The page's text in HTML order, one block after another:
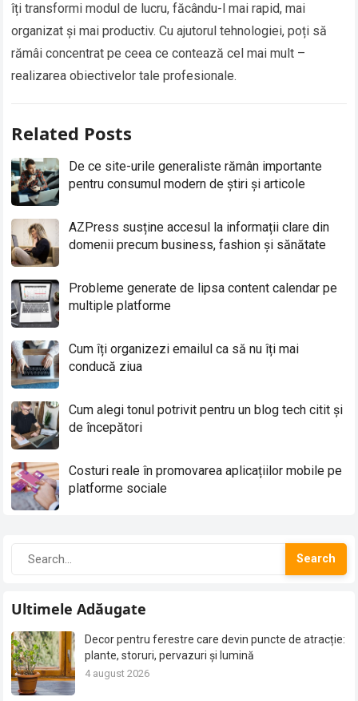
îți transformi modul de lucru, făcându-l mai rapid, mai
organizat și mai productiv. Cu ajutorul tehnologiei, poți să
rămâi concentrat pe ceea ce contează cel mai mult –
realizarea obiectivelor tale profesionale.
Related Posts
De ce site-urile generaliste rămân importante
pentru consumul modern de știri și articole
AZPress susține accesul la informații clare din
domenii precum business, fashion și sănătate
Probleme generate de lipsa content calendar pe
multiple platforme
Cum îți organizezi emailul ca să nu îți mai
conducă ziua
Cum alegi tonul potrivit pentru un blog tech citit și
de începători
Costuri reale în promovarea aplicațiilor mobile pe
platforme sociale
Search
Ultimele Adăugate
Decor pentru ferestre care devin puncte de atracție:
plante, storuri, pervazuri și lumină
4 august 2026